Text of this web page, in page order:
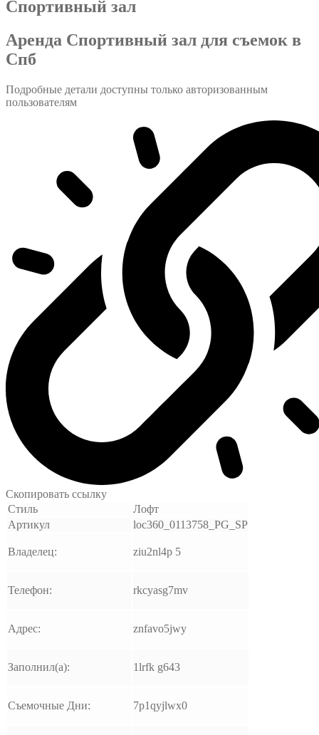
Спортивный зал
Аренда Спортивный зал для съемок в
Спб
Подробные детали доступны только авторизованным
пользователям
Скопировать ссылку
Стиль
Лофт
Артикул
loc360_0113758_PG_SP
Владелец: ziu2nl4p 5
Телефон: rkcyasg7mv
Адрес: znfavo5jwy
Заполнил(а): 1lrfk g643
Съемочные Дни: 7p1qyjlwx0